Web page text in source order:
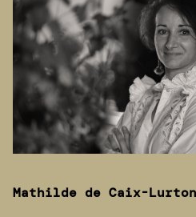
Mathilde de Caix-